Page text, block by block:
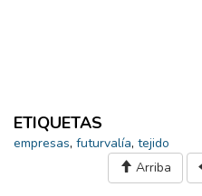
ETIQUETAS
empresas, futurvalía, tejido
Arriba